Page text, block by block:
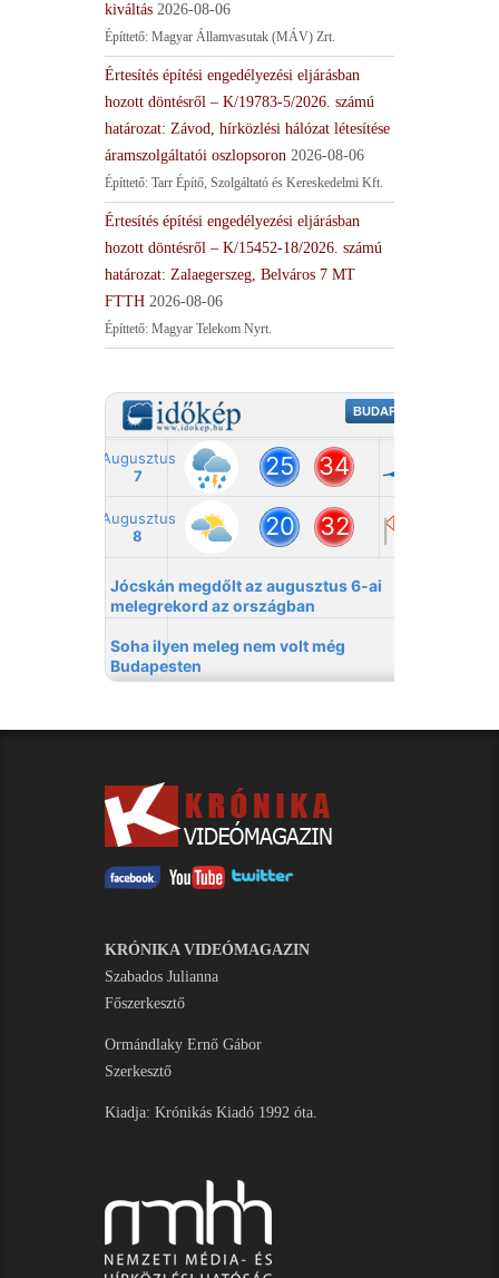
kiváltás 2026-08-06
Építtető: Magyar Államvasutak (MÁV) Zrt.
Értesítés építési engedélyezési eljárásban
hozott döntésről – K/19783-5/2026. számú
határozat: Závod, hírközlési hálózat létesítése
áramszolgáltatói oszlopsoron 2026-08-06
Építtető: Tarr Építő, Szolgáltató és Kereskedelmi Kft.
Értesítés építési engedélyezési eljárásban
hozott döntésről – K/15452-18/2026. számú
határozat: Zalaegerszeg, Belváros 7 MT
FTTH 2026-08-06
Építtető: Magyar Telekom Nyrt.
KRÓNIKA VIDEÓMAGAZIN
Szabados Julianna
Főszerkesztő
Ormándlaky Ernő Gábor
Szerkesztő
Kiadja: Krónikás Kiadó 1992 óta.